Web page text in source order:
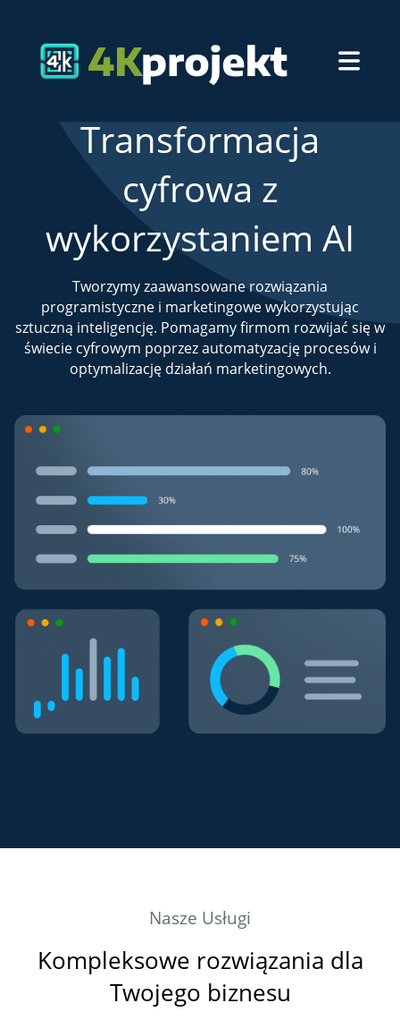
Transformacja
cyfrowa z
wykorzystaniem AI
Tworzymy zaawansowane rozwiązania
programistyczne i marketingowe wykorzystując
sztuczną inteligencję. Pomagamy firmom rozwijać się w
świecie cyfrowym poprzez automatyzację procesów i
optymalizację działań marketingowych.
Nasze Usługi
Kompleksowe rozwiązania dla
Twojego biznesu